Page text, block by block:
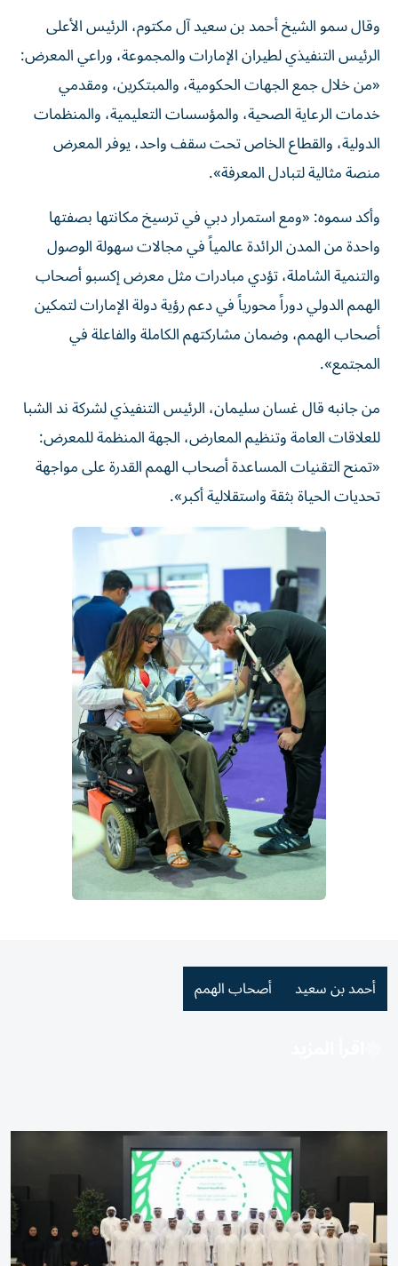
وقال سمو الشيخ أحمد بن سعيد آل مكتوم، الرئيس الأعلى
الرئيس التنفيذي لطيران الإمارات والمجموعة، وراعي المعرض:
«من خلال جمع الجهات الحكومية، والمبتكرين، ومقدمي
خدمات الرعاية الصحية، والمؤسسات التعليمية، والمنظمات
الدولية، والقطاع الخاص تحت سقف واحد، يوفر المعرض
منصة مثالية لتبادل المعرفة».
وأكد سموه: «ومع استمرار دبي في ترسيخ مكانتها بصفتها
واحدة من المدن الرائدة عالمياً في مجالات سهولة الوصول
والتنمية الشاملة، تؤدي مبادرات مثل معرض إكسبو أصحاب
الهمم الدولي دوراً محورياً في دعم رؤية دولة الإمارات لتمكين
أصحاب الهمم، وضمان مشاركتهم الكاملة والفاعلة في
المجتمع».
من جانبه قال غسان سليمان، الرئيس التنفيذي لشركة ند الشبا
للعلاقات العامة وتنظيم المعارض، الجهة المنظمة للمعرض:
«تمنح التقنيات المساعدة أصحاب الهمم القدرة على مواجهة
تحديات الحياة بثقة واستقلالية أكبر».
أحمد بن سعيد أصحاب الهمم